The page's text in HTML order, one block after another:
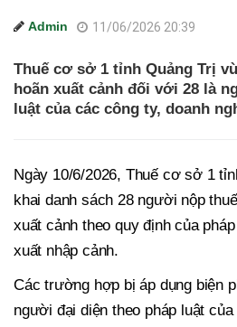
Admin 11/06/2026 20:39
Thuế cơ sở 1 tỉnh Quảng Trị
hoãn xuất cảnh đối với 28 là
luật của các công ty, doanh
Ngày 10/6/2026, Thuế cơ sở 1
khai danh sách 28 người nộp
xuất cảnh theo quy định của
xuất nhập cảnh.
Các trường hợp bị áp dụng biện
người đại diện theo pháp luật